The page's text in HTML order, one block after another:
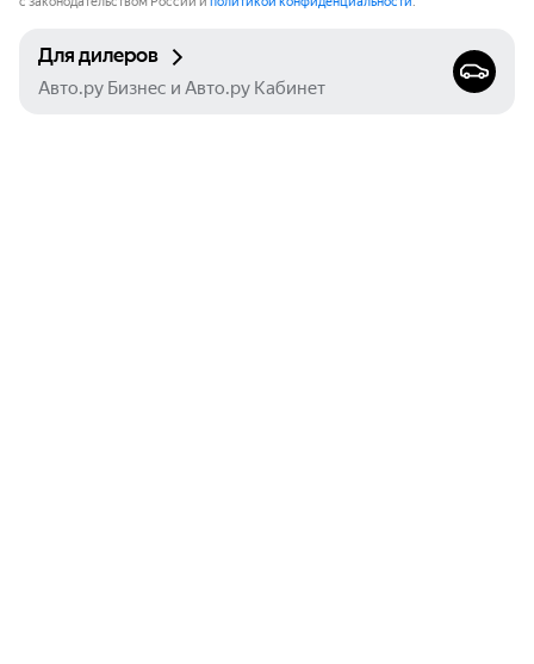
Для дилеров
Авто.ру Бизнес и Авто.ру Кабинет